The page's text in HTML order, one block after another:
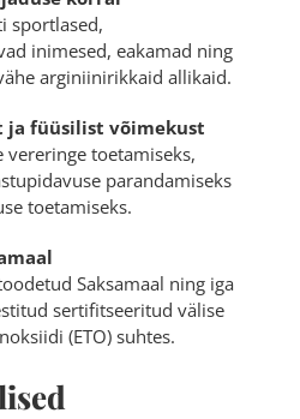
sportlased,
inimesed, eakamad ning
arginiinirikkaid allikaid.
ja füüsilist võimekust
vereringe toetamiseks,
parandamiseks
toetamiseks.
Saksamaal ning iga
sertifitseeritud välise
(ETO) suhtes.